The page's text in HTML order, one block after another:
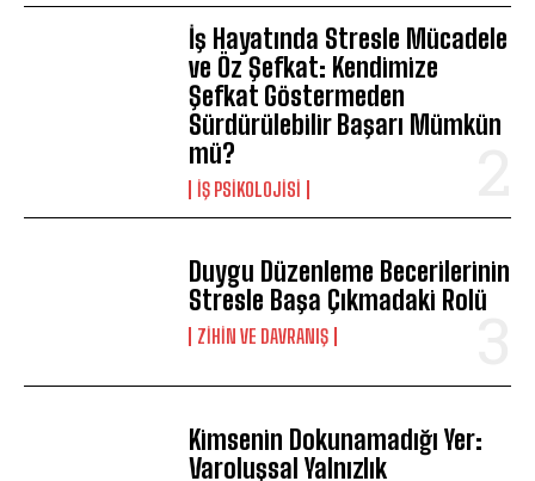
İş Hayatında Stresle Mücadele
ve Öz Şefkat: Kendimize
Şefkat Göstermeden
Sürdürülebilir Başarı Mümkün
mü?
İŞ PSIKOLOJISI
Duygu Düzenleme Becerilerinin
Stresle Başa Çıkmadaki Rolü
⁠ZIHIN VE DAVRANIŞ
Kimsenin Dokunamadığı Yer:
Varoluşsal Yalnızlık